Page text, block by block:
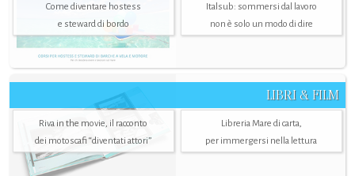
Come diventare hostess
e steward di bordo
Italsub: sommersi dal lavoro
non è solo un modo di dire
LIBRI & FILM
Riva in the movie, il racconto
dei motoscafi “diventati attori”
Libreria Mare di carta,
per immergersi nella lettura